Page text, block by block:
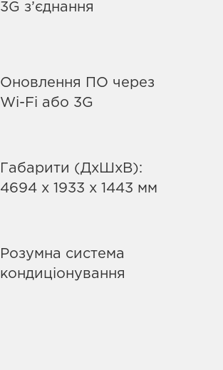
3G з’єднання
Оновлення ПО через
Wi-Fi або 3G
Габарити (ДxШxВ):
4694 x 1933 x 1443 мм
Розумна система
кондиціонування